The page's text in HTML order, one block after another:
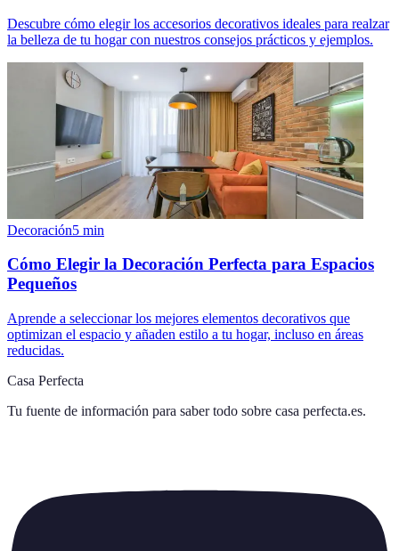
Descubre cómo elegir los accesorios decorativos ideales para realzar
la belleza de tu hogar con nuestros consejos prácticos y ejemplos.
Decoración5 min
Cómo Elegir la Decoración Perfecta para Espacios
Pequeños
Aprende a seleccionar los mejores elementos decorativos que
optimizan el espacio y añaden estilo a tu hogar, incluso en áreas
reducidas.
Casa Perfecta
Tu fuente de información para saber todo sobre casa perfecta.es.